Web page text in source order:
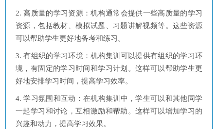
2. 高质量的学习资源：机构通常会提供一些高质量的学习
资源，包括教材、模拟试题、习题讲解视频等。这些资源
可以帮助学生更好地备考和练习。
3. 有组织的学习环境：机构集训可以提供有组织的学习环
境，有固定的学习时间和学习计划。这样可以帮助学生更
好地安排学习时间，提高学习效率。
4. 学习氛围和互动：在机构集训中，学生可以和其他同学
一起学习和讨论，互相激励和帮助。这样可以增加学习的
兴趣和动力，提高学习效果。